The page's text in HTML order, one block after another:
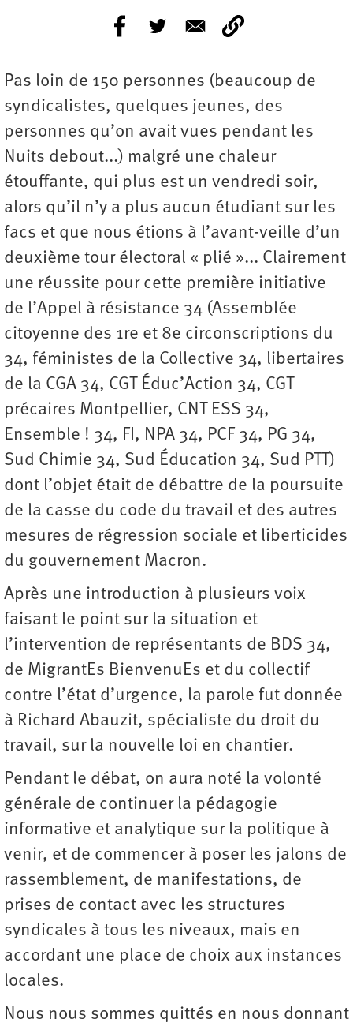
P‌as loin de 150 personnes (beaucoup de
syndicalistes, quelques jeunes, des
personnes qu’on avait vues pendant les
Nuits debout...) malgré une chaleur
étouffante, qui plus est un vendredi soir,
alors qu’il n’y a plus aucun étudiant sur les
facs et que nous étions à l’avant-veille d’un
deuxième tour électoral « plié »... Clairement
une réussite pour cette première initiative
de l’Appel à résistance 34 (Assemblée
citoyenne des 1re et 8e circonscriptions du
34, féministes de la Collective 34, libertaires
de la CGA 34, CGT Éduc’Action 34, CGT
précaires Montpellier, CNT ESS 34,
Ensemble ! 34, FI, NPA 34, PCF 34, PG 34,
Sud Chimie 34, Sud Éducation 34, Sud PTT)
dont l’objet était de débattre de la poursuite
de la casse du code du travail et des autres
mesures de régression sociale et liberticides
du gouvernement Macron.
Après une introduction à plusieurs voix
faisant le point sur la situation et
l’intervention de représentants de BDS 34,
de MigrantEs BienvenuEs et du collectif
contre l’état d’urgence, la parole fut donnée
à Richard Abauzit, spécialiste du droit du
travail, sur la nouvelle loi en chantier.
Pendant le débat, on aura noté la volonté
générale de continuer la pédagogie
informative et analytique sur la politique à
venir, et de commencer à poser les jalons de
rassemblement, de manifestations, de
prises de contact avec les structures
syndicales à tous les niveaux, mais en
accordant une place de choix aux instances
locales.
Nous nous sommes quittés en nous donnant